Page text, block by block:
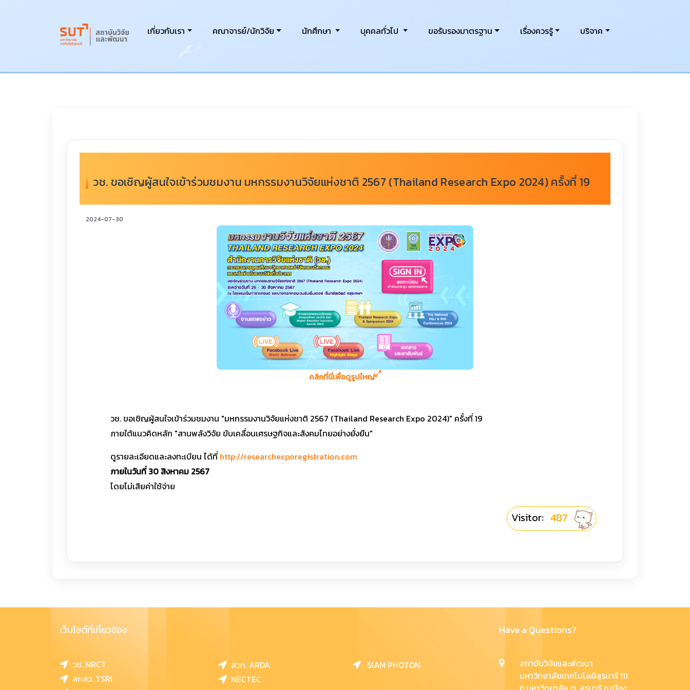
เกี่ยวกับเรา คณาจารย์/นักวิจัย นักศึกษา บุคคลทั่วไป ขอรับรองมาตรฐาน เรื่องควรรู้ บริจาค
วช. ขอเชิญผู้สนใจเข้าร่วมชมงาน มหกรรมงานวิจัยแห่งชาติ 2567 (Thailand Research Expo 2024) ครั้งที่ 19
2024-07-30
คลิกที่นี่เพื่อดูรูปใหญ่
วช. ขอเชิญผู้สนใจเข้าร่วมชมงาน "มหกรรมงานวิจัยแห่งชาติ 2567 (Thailand Research Expo 2024)" ครั้งที่ 19
ภายใต้แนวคิดหลัก "สานพลังวิจัย ขับเคลื่อนเศรษฐกิจและสังคมไทยอย่างยั่งยืน"
ดูรายละเอียดและลงทะเบียน ได้ที่ http://researchexporegistration.com
ภายในวันที่ 30 สิงหาคม 2567
โดยไม่เสียค่าใช้จ่าย
Visitor: 487
เว็บไซต์ที่เกี่ยวข้อง
วช. NRCT
สทสว. TSRI
สวก. ARDA
NECTEC
SIAM PHOTON
Have a Questions?
สถาบันวิจัยและพัฒนา
มหาวิทยาลัยเทคโนโลยีสุรนารี 111